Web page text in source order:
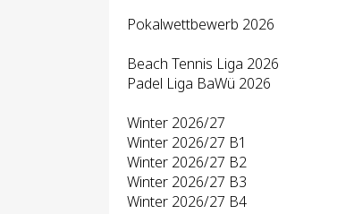
Pokalwettbewerb 2026
Beach Tennis Liga 2026
Padel Liga BaWü 2026
Winter 2026/27
Winter 2026/27 B1
Winter 2026/27 B2
Winter 2026/27 B3
Winter 2026/27 B4